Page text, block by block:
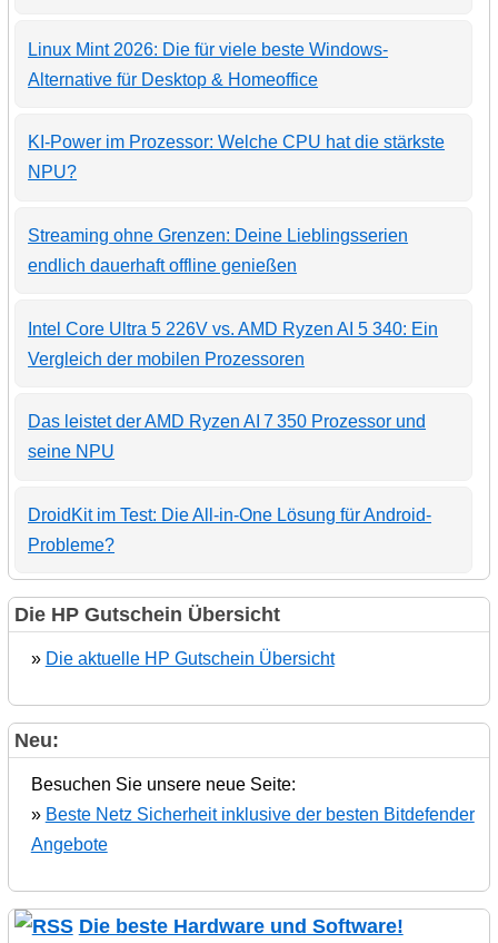
Linux Mint 2026: Die für viele beste Windows-
Alternative für Desktop & Homeoffice
KI-Power im Prozessor: Welche CPU hat die stärkste
NPU?
Streaming ohne Grenzen: Deine Lieblingsserien
endlich dauerhaft offline genießen
Intel Core Ultra 5 226V vs. AMD Ryzen AI 5 340: Ein
Vergleich der mobilen Prozessoren
Das leistet der AMD Ryzen AI 7 350 Prozessor und
seine NPU
DroidKit im Test: Die All-in-One Lösung für Android-
Probleme?
Die HP Gutschein Übersicht
» Die aktuelle HP Gutschein Übersicht
Neu:
Besuchen Sie unsere neue Seite:
» Beste Netz Sicherheit inklusive der besten Bitdefender
Angebote
Die beste Hardware und Software!